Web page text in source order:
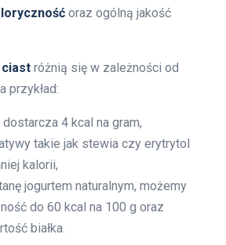
oraz ogólną jakość
ciast różnią się w zależności od
przykład:
4 kcal na gram,
takie jak stewia czy erytrytol
kalorii,
jogurtem naturalnym, możemy
do 60 kcal na 100 g oraz
białka.